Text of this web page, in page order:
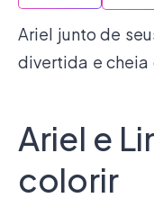
Ariel junto de
divertida e cheia
Ariel e
colorir